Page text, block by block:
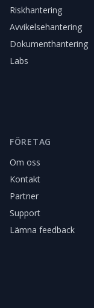
Riskhantering
Avvikelsehantering
Dokumenthantering
Labs
FÖRETAG
Om oss
Kontakt
Partner
Support
Lämna feedback